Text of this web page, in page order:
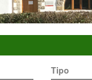
Tipo